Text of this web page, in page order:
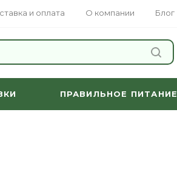
и оплата О компании Блог
ПРАВИЛЬНОЕ ПИТАНИЕ